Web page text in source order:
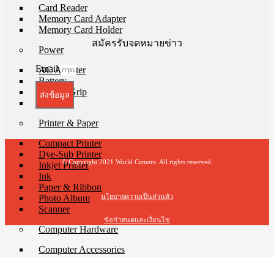
Card Reader
Memory Card Adapter
Memory Card Holder
Power
AC Adapter
Battery
Battery Grip
Charger
Printer & Paper
Compact Printer
Dye-Sub Printer
Inkjet Printer
Ink
Paper & Ribbon
Photo Album
Scanner
Computer Hardware
Computer Accessories
สมัครรับจดหมายข่าว
Email
ส่งข้อมูล
© Copyright 2021 World Camera. All rights reserved.
นโยบายความเป็นส่วนตัว
ข้อกำหนดและเงื่อนไข